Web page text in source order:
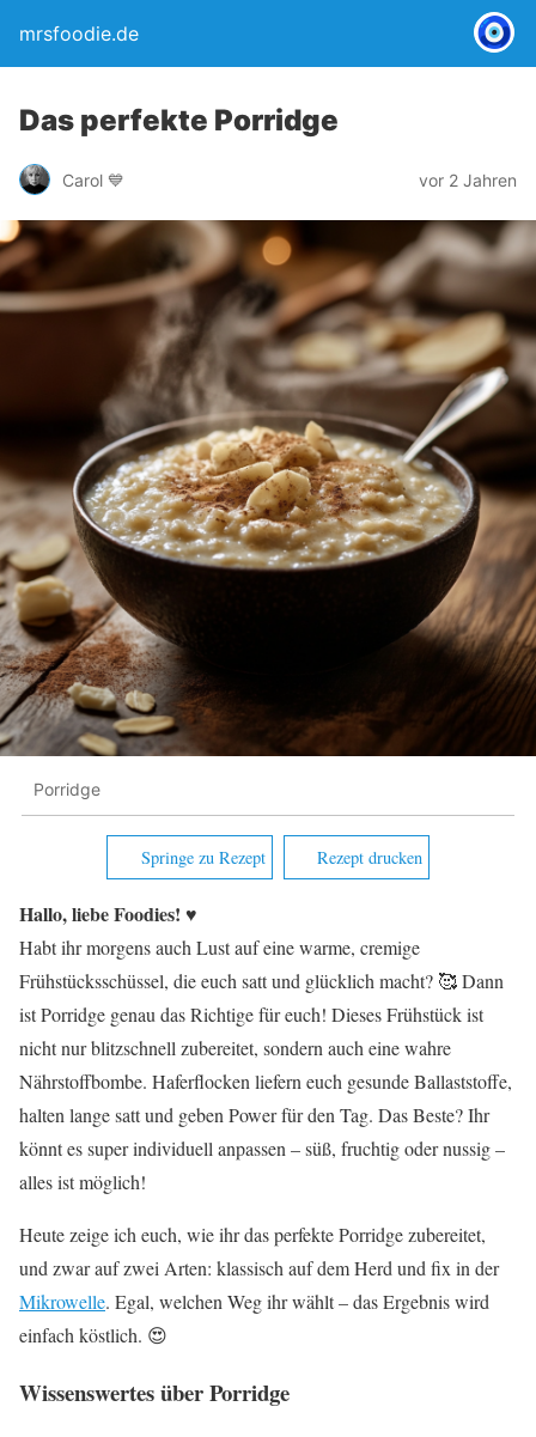
mrsfoodie.de
Das perfekte Porridge
Carol 💙 vor 2 Jahren
Porridge
Springe zu Rezept Rezept drucken
Hallo, liebe Foodies! ♥︎
Habt ihr morgens auch Lust auf eine warme, cremige
Frühstücksschüssel, die euch satt und glücklich macht? 🥰 Dann
ist Porridge genau das Richtige für euch! Dieses Frühstück ist
nicht nur blitzschnell zubereitet, sondern auch eine wahre
Nährstoffbombe. Haferflocken liefern euch gesunde Ballaststoffe,
halten lange satt und geben Power für den Tag. Das Beste? Ihr
könnt es super individuell anpassen – süß, fruchtig oder nussig –
alles ist möglich!
Heute zeige ich euch, wie ihr das perfekte Porridge zubereitet,
und zwar auf zwei Arten: klassisch auf dem Herd und fix in der
Mikrowelle. Egal, welchen Weg ihr wählt – das Ergebnis wird
einfach köstlich. 😍
Wissenswertes über Porridge